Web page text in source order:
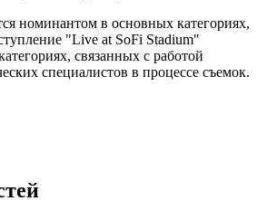
номинантом в основных категориях,
"Live at SoFi Stadium"
связанных с работой
специалистов в процессе съемок.